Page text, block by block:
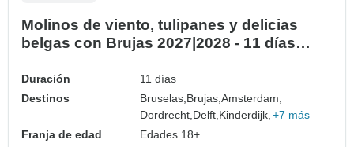
Molinos de viento, tulipanes y delicias
belgas con Brujas 2027|2028 - 11 días
Duración
11 días
Destinos
Bruselas,Brujas,Amsterdam,
Dordrecht,Delft,Kinderdijk, +7 más
Franja de edad
Edades 18+